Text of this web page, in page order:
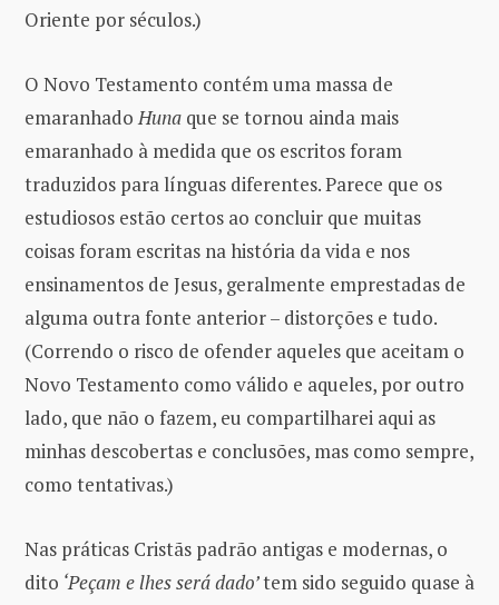
Oriente por séculos.)
O Novo Testamento contém uma massa de
emaranhadoHuna que se tornou ainda mais
emaranhado à medida que os escritos foram
traduzidos para línguas diferentes. Parece que os
estudiosos estão certos ao concluir que muitas
coisas foram escritas na história da vida e nos
ensinamentos de Jesus, geralmente emprestadas de
alguma outra fonte anterior – distorções e tudo.
(Correndo o risco de ofender aqueles que aceitam o
Novo Testamento como válido e aqueles, por outro
lado, que não o fazem, eu compartilharei aqui as
minhas descobertas e conclusões, mas como sempre,
como tentativas.)
Nas práticas Cristãs padrão antigas e modernas, o
dito ‘Peçam e lhes será dado’tem sido seguido quase à